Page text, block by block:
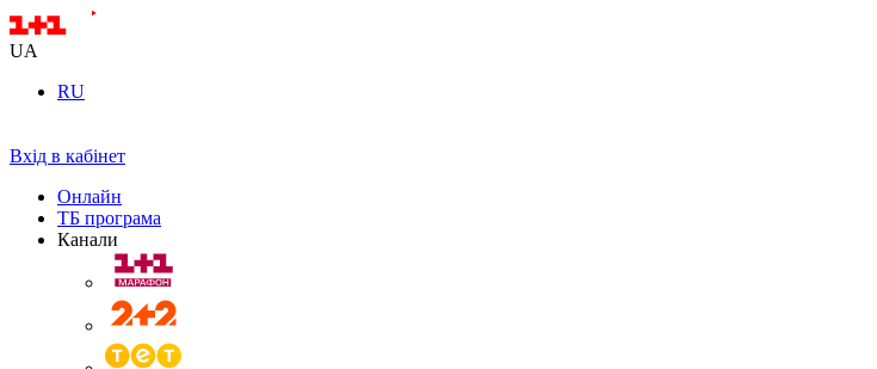
UA
RU
Вхід в кабінет
Онлайн
ТБ програма
Канали